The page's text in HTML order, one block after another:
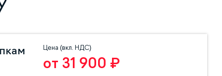
Цена (вкл. НДС)
от 31 900 ₽